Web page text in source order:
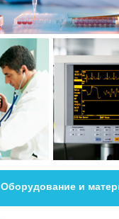
Оборудование и